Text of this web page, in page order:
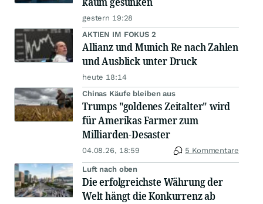
gestern 19:28
AKTIEN IM FOKUS 2
Allianz und Munich Re nach Zahlen
und Ausblick unter Druck
heute 18:14
Chinas Käufe bleiben aus
Trumps "goldenes Zeitalter" wird
für Amerikas Farmer zum
Milliarden-Desaster
04.08.26, 18:59 5 Kommentare
Luft nach oben
Die erfolgreichste Währung der
Welt hängt die Konkurrenz ab